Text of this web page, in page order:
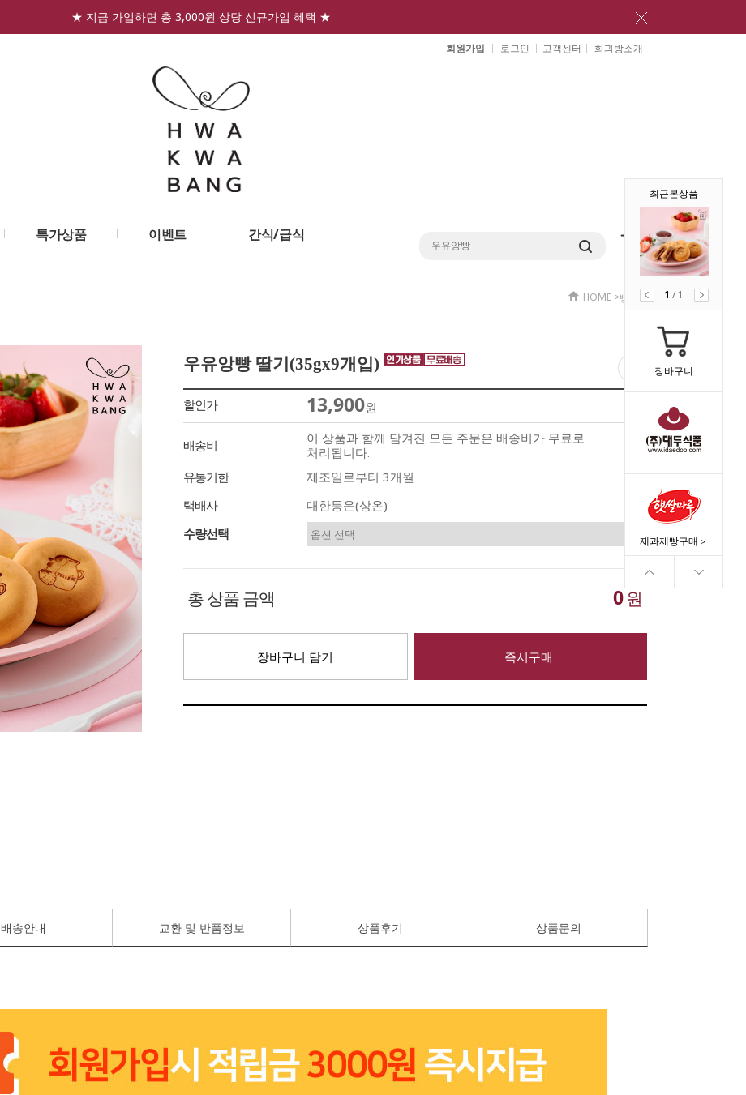
★ 지금 가입하면 총 3,000원 상당 신규가입 혜택 ★
회원가입 로그인 고객센터 화과방소개
특가상품 이벤트
간식/급식
최근본상품
1/ 1
장바구니
제과제빵구매＞
HOME >빵 빵
우유앙빵 딸기(35gx9개입)
할인가 13,900원
배송비
이 상품과 함께 담겨진 모든 주문은 배송비가 무료로
처리됩니다.
유통기한
제조일로부터 3개월
택배사
대한통운(상온)
수량선택
총 상품 금액 0원
장바구니 담기 즉시구매
배송안내 교환 및 반품정보 상품후기 상품문의